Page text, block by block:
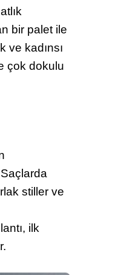
bir palet ile
ve kadınsı
çok dokulu
stiller ve
ilk